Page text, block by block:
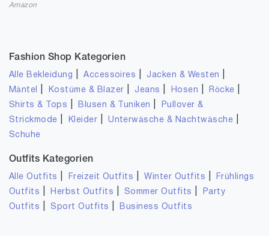
Amazon
Fashion Shop Kategorien
Alle Bekleidung |Accessoires Jacken & Westen
Mäntel Kostüme & Blazer Jeans Hosen Röcke
Shirts & Tops Blusen & Tuniken
Pullover &
Strickmode
Kleider |Unterwäsche & Nachtwäsche
Schuhe
Outfits Kategorien
Alle Outfits Freizeit Outfits |Winter Outfits
Frühlings
Outfits
Herbst Outfits Sommer Outfits
Party
Outfits
Sport Outfits Business Outfits